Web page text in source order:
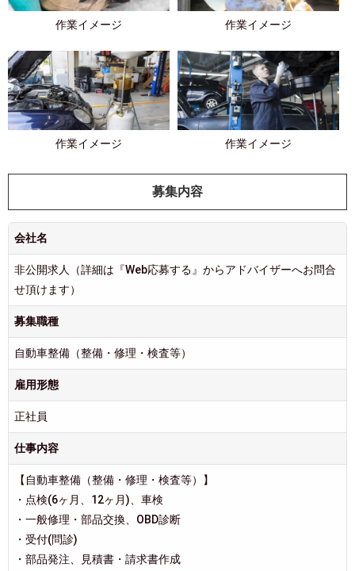
作業イメージ 作業イメージ
作業イメージ 作業イメージ
募集内容
会社名
非公開求人（詳細は『Web応募する』からアドバイザーへお問合
せ頂けます）
募集職種
自動車整備（整備・修理・検査等）
雇用形態
正社員
仕事内容
【自動車整備（整備・修理・検査等）】
・点検(6ヶ月、12ヶ月)、車検
・一般修理・部品交換、OBD診断
・受付(問診)
・部品発注、見積書・請求書作成